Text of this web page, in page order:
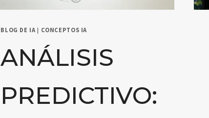
BLOG DE IA | CONCEPTOS IA
ANÁLISIS
PREDICTIVO: